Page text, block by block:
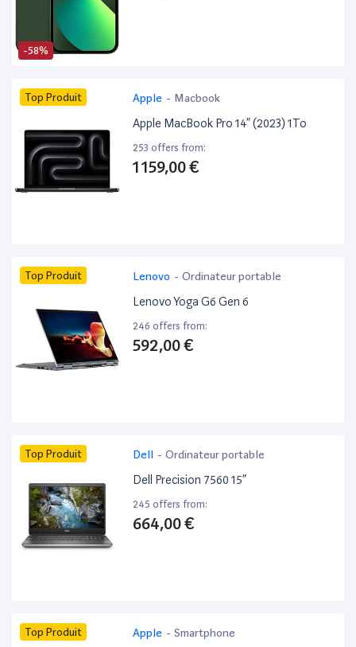
-58%
Top Produit Apple - Macbook
Apple MacBook Pro 14” (2023) 1To
253 offers from:
1 159,00 €
Top Produit Lenovo - Ordinateur portable
Lenovo Yoga G6 Gen 6
246 offers from:
592,00 €
Top Produit Dell - Ordinateur portable
Dell Precision 7560 15”
245 offers from:
664,00 €
Top Produit Apple - Smartphone